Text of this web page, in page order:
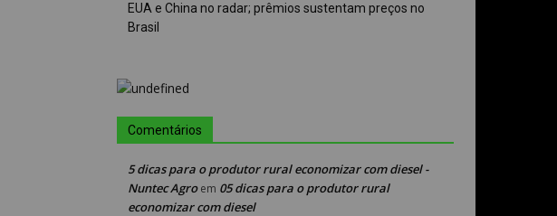
EUA e China no radar; prêmios sustentam preços no
Brasil
Comentários
5 dicas para o produtor rural economizar com diesel -
Nuntec Agroem 05 dicas para o produtor rural
economizar com diesel